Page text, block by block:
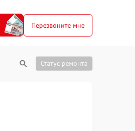
Перезвоните мне
Статус ремонта